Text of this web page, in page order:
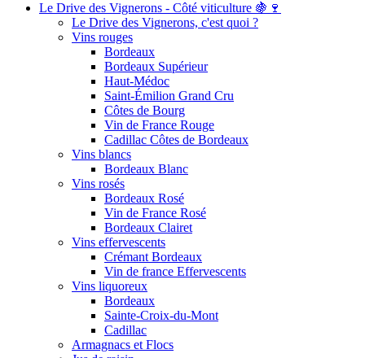
Le Drive des Vignerons - Côté viticulture 🍇🍷
Le Drive des Vignerons, c'est quoi ?
Vins rouges
Bordeaux
Bordeaux Supérieur
Haut-Médoc
Saint-Émilion Grand Cru
Côtes de Bourg
Vin de France Rouge
Cadillac Côtes de Bordeaux
Vins blancs
Bordeaux Blanc
Vins rosés
Bordeaux Rosé
Vin de France Rosé
Bordeaux Clairet
Vins effervescents
Crémant Bordeaux
Vin de france Effervescents
Vins liquoreux
Bordeaux
Sainte-Croix-du-Mont
Cadillac
Armagnacs et Flocs